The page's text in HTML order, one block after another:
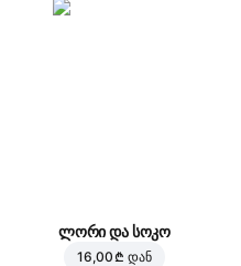
ლორი და სოკო
16,00 ₾ დან